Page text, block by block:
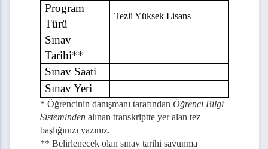
Atama Teklif Formu
Ertelenmesi
(Ön Onay)
Program
Türü
Tezli Yüksek Lisans
Sınav
Tarihi**
Sınav Saati
Sınav Yeri
* Öğrencinin danışmanı tarafından Öğrenci Bilgi
Sisteminden alınan transkriptte yer alan tez
başlığınızı yazınız.
** Belirlenecek olan sınav tarihi savunma